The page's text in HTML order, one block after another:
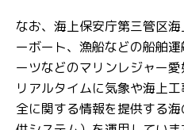
なお、海上保安庁第三管区
ーボート、漁船などの船舶
ーツなどのマリンレジャー愛
リアルタイムに気象や海上
全に関する情報を提供する